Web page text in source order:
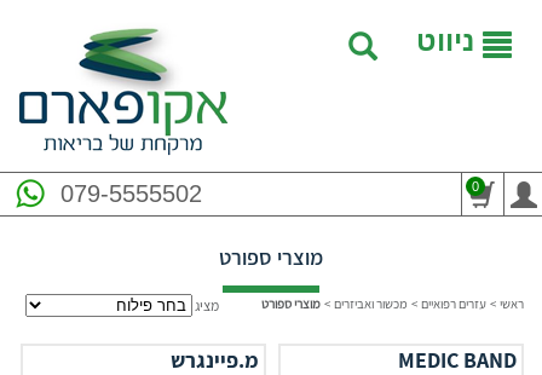
ניווט
079-5555502 0
מוצרי ספורט
ראשי > עזרים רפואיים > מכשור ואביזרים > מוצרי ספורט מציג
MEDIC BAND מ.פיינגרש